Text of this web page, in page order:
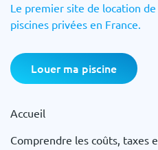
Le premier site de location de
piscines privées en France.
Louer ma piscine
Accueil
Comprendre les coûts, taxes